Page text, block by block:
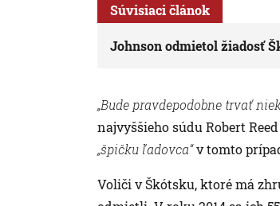
Súvisiaci článok
Johnson odmietol žiadosť
„Bude pravdepodobne trvať
najvyššieho súdu Robert
„špičku ľadovca“v tomto
Voliči v Škótsku, ktoré má